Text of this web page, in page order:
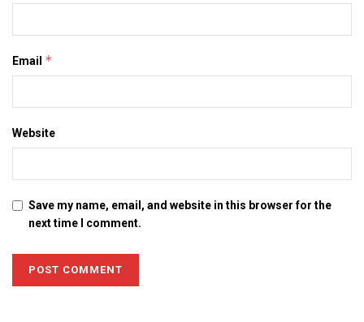
Email *
Website
Save my name, email, and website in this browser for the
next time I comment.